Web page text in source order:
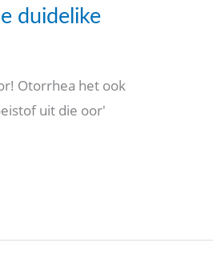
duidelike
Otorrhea het ook
uit die oor'